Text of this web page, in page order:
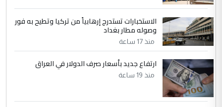
الاستخبارات تستدرج إرهابياً من تركيا وتطيح به فور
وصوله مطار بغداد
منذ 17 ساعة
ارتفاع جديد بأسعار صرف الدولار في العراق
منذ 19 ساعة